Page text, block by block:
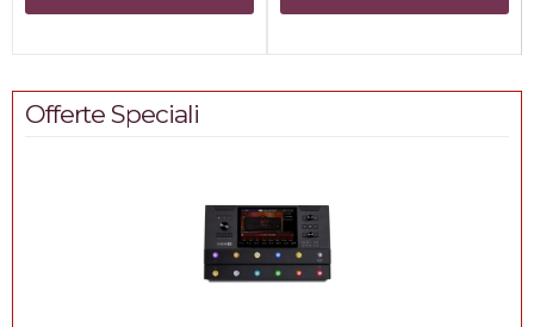
Offerte Speciali